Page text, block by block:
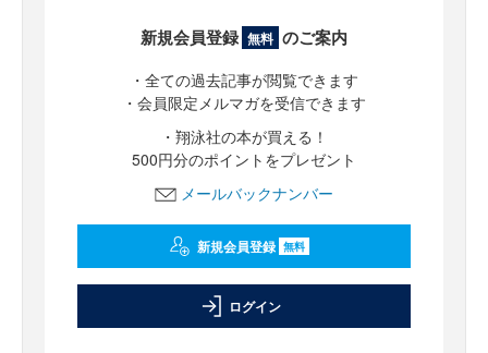
新規会員登録 無料 のご案内
・全ての過去記事が閲覧できます
・会員限定メルマガを受信できます
・翔泳社の本が買える！
500円分のポイントをプレゼント
メールバックナンバー
新規会員登録 無料
ログイン